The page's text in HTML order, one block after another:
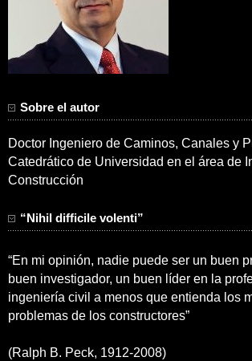
Sobre el autor
Doctor Ingeniero de Caminos, Canales y
Catedrático de Universidad en el área de
Construcción
“Nihil difficile volenti”
“En mi opinión, nadie puede ser un buen
buen investigador, un buen líder en la
ingeniería civil a menos que entienda los
problemas de los constructores”
(Ralph B. Peck, 1912-2008)